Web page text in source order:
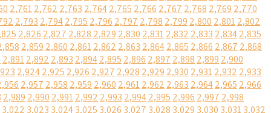
2,7612,762 2,763 2,7642,765 2,766 2,767 2,768 2,769 2,770
2,793 2,7942,795 2,796 2,797 2,798 2,799 2,800 2,8012,802
2,826 2,827 2,828 2,829 2,830 2,8312,832 2,833 2,8342,835
2,859 2,860 2,8612,862 2,863 2,8642,865 2,866 2,867 2,868
2,8912,892 2,893 2,8942,895 2,896 2,897 2,898 2,899 2,900
2,9242,925 2,926 2,927 2,928 2,929 2,930 2,9312,932 2,933
2,957 2,958 2,959 2,960 2,9612,962 2,963 2,9642,965 2,966
2,989 2,990 2,9912,992 2,993 2,9942,995 2,996 2,997 2,998
3,022 3,023 3,0243,025 3,026 3,027 3,028 3,029 3,030 3,0313,032